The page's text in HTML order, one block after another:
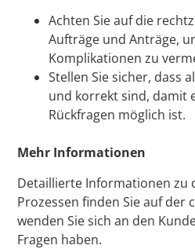
Achten Sie auf die
Aufträge und Anträge,
Komplikationen zu
Stellen Sie sicher, dass
und korrekt sind, damit
Rückfragen möglich ist.
Mehr Informationen
Detaillierte Informationen zu
Prozessen finden Sie auf der
wenden Sie sich an den
Fragen haben.